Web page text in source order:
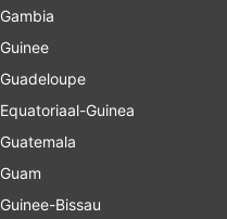
Gambia
Guinee
Guadeloupe
Equatoriaal-Guinea
Guatemala
Guam
Guinee-Bissau